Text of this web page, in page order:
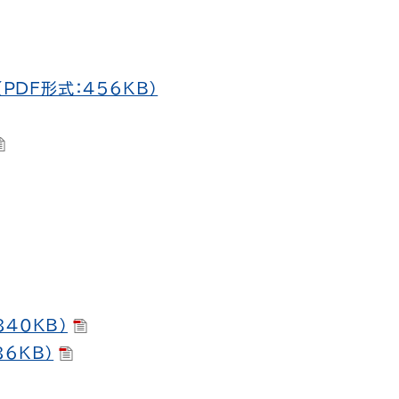
形式：456KB）
）
）